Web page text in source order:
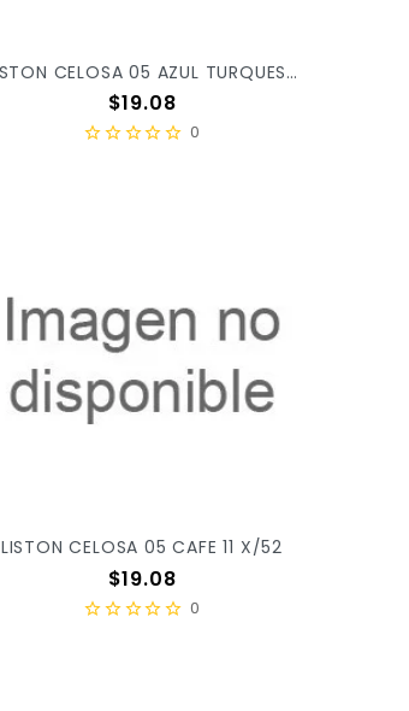
LISTON CELOSA 05 AZUL TURQUESA 09 X/52
Precio
$19.08
0
LISTON CELOSA 05 CAFE 11 X/52
Precio
$19.08
0